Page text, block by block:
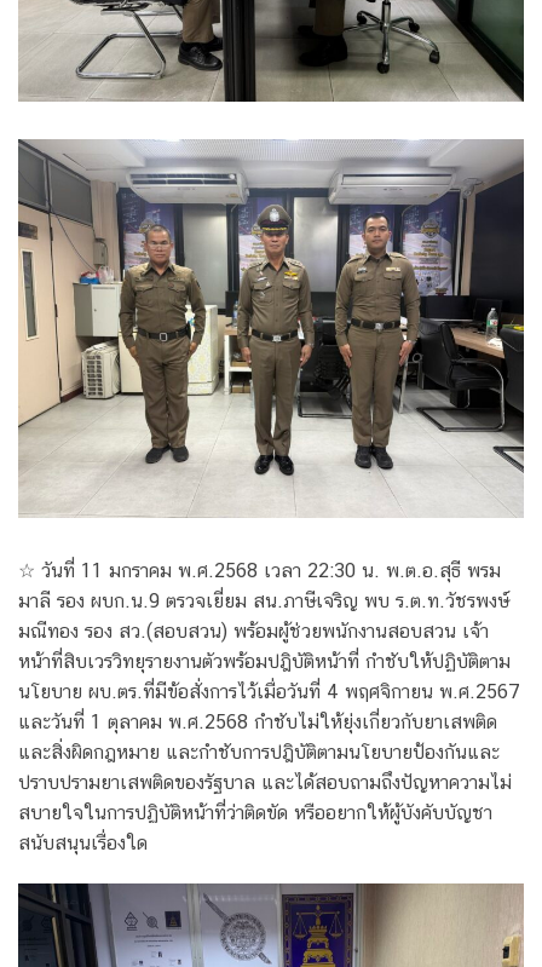
☆ วันที่ 11 มกราคม พ.ศ.2568 เวลา 22:30 น. พ.ต.อ.สุธี พรม
มาลี รอง ผบก.น.9 ตรวจเยี่ยม สน.ภาษีเจริญ พบ ร.ต.ท.วัชรพงษ์
มณีทอง รอง สว.(สอบสวน) พร้อมผู้ช่วยพนักงานสอบสวน เจ้า
หน้าที่สิบเวรวิทยุรายงานตัวพร้อมปฎิบัติหน้าที่ กำชับให้ปฏิบัติตาม
นโยบาย ผบ.ตร.ที่มีข้อสั่งการไว้เมื่อวันที่ 4 พฤศจิกายน พ.ศ.2567
และวันที่ 1 ตุลาคม พ.ศ.2568 กำชับไม่ให้ยุ่งเกี่ยวกับยาเสพติด
และสิ่งผิดกฎหมาย และกำชับการปฎิบัติตามนโยบายป้องกันและ
ปราบปรามยาเสพติดของรัฐบาล และได้สอบถามถึงปัญหาความไม่
สบายใจในการปฏิบัติหน้าที่ว่าติดขัด หรืออยากให้ผู้บังคับบัญชา
สนับสนุนเรื่องใด